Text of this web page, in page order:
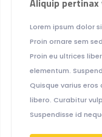
Lorem ipsum dolor
Proin ornare sem
Proin eu ultrices
elementum.
Quisque varius eros
libero. Curabitur
Suspendisse id